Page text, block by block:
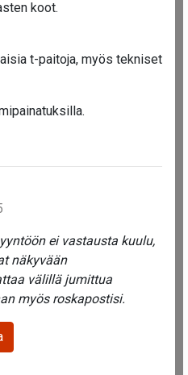
koot.
t-paitoja, myös tekniset
ei vastausta kuulu,
näkyvään
välillä jumittua
myös roskapostisi.